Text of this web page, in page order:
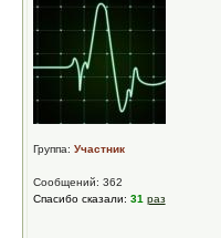
Группа: Участник
Сообщений: 362
Спасибо сказали: 31 раз